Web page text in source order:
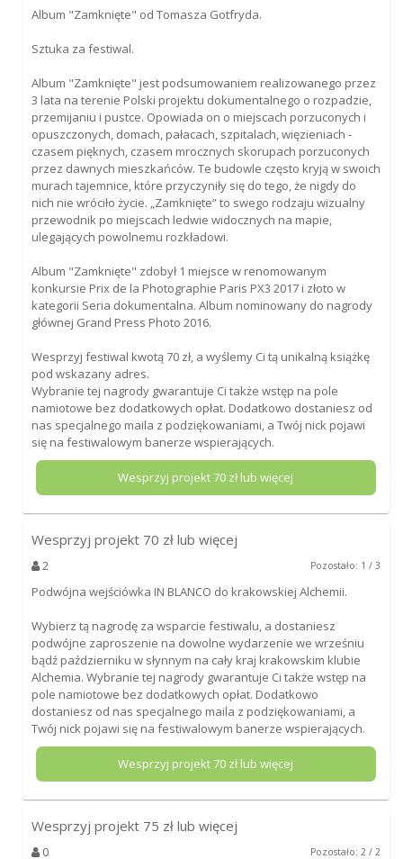
Album "Zamknięte" od Tomasza Gotfryda.
Sztuka za festiwal.
Album "Zamknięte" jest podsumowaniem realizowanego przez
3 lata na terenie Polski projektu dokumentalnego o rozpadzie,
przemijaniu i pustce. Opowiada on o miejscach porzuconych i
opuszczonych, domach, pałacach, szpitalach, więzieniach -
czasem pięknych, czasem mrocznych skorupach porzuconych
przez dawnych mieszkańców. Te budowle często kryją w swoich
murach tajemnice, które przyczyniły się do tego, że nigdy do
nich nie wróciło życie. „Zamknięte” to swego rodzaju wizualny
przewodnik po miejscach ledwie widocznych na mapie,
ulegających powolnemu rozkładowi.
Album "Zamknięte" zdobył 1 miejsce w renomowanym
konkursie Prix de la Photographie Paris PX3 2017 i złoto w
kategorii Seria dokumentalna. Album nominowany do nagrody
głównej Grand Press Photo 2016.
Wesprzyj festiwal kwotą 70 zł, a wyślemy Ci tą unikalną książkę
pod wskazany adres.
Wybranie tej nagrody gwarantuje Ci także wstęp na pole
namiotowe bez dodatkowych opłat. Dodatkowo dostaniesz od
nas specjalnego maila z podziękowaniami, a Twój nick pojawi
się na festiwalowym banerze wspierających.
Wesprzyj projekt70 zł lub więcej
Wesprzyj projekt 70 zł lub więcej
2 Pozostało: 1 / 3
Podwójna wejściówka IN BLANCO do krakowskiej Alchemii.
Wybierz tą nagrodę za wsparcie festiwalu, a dostaniesz
podwójne zaproszenie na dowolne wydarzenie we wrześniu
bądź październiku w słynnym na cały kraj krakowskim klubie
Alchemia. Wybranie tej nagrody gwarantuje Ci także wstęp na
pole namiotowe bez dodatkowych opłat. Dodatkowo
dostaniesz od nas specjalnego maila z podziękowaniami, a
Twój nick pojawi się na festiwalowym banerze wspierających.
Wesprzyj projekt70 zł lub więcej
Wesprzyj projekt 75 zł lub więcej
0 Pozostało: 2 / 2